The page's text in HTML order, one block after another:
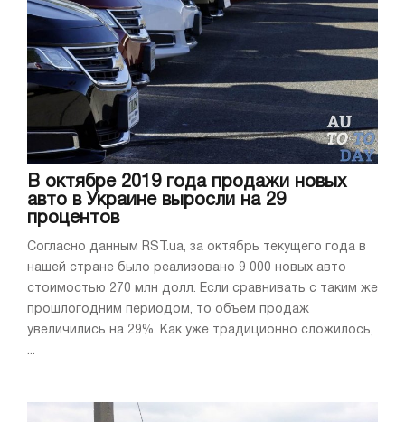
В октябре 2019 года продажи новых
авто в Украине выросли на 29
процентов
Согласно данным RST.ua, за октябрь текущего года в
нашей стране было реализовано 9 000 новых авто
стоимостью 270 млн долл. Если сравнивать с таким же
прошлогодним периодом, то объем продаж
увеличились на 29%. Как уже традиционно сложилось,